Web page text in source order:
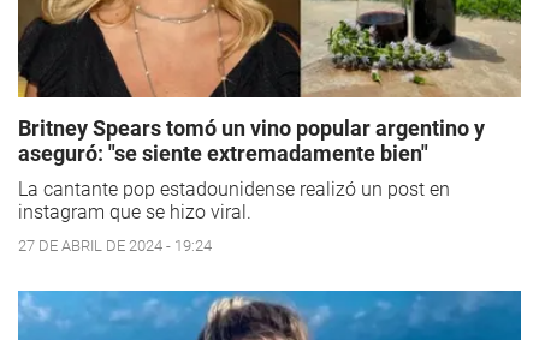
Britney Spears tomó un vino popular argentino y
aseguró: "se siente extremadamente bien"
La cantante pop estadounidense realizó un post en
instagram que se hizo viral.
27 DE ABRIL DE 2024 - 19:24